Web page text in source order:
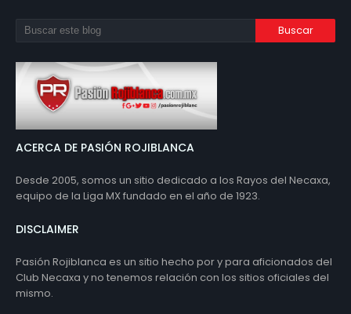
ACERCA DE PASIÓN ROJIBLANCA
Desde 2005, somos un sitio dedicado a los Rayos del Necaxa,
equipo de la Liga MX fundado en el año de 1923.
DISCLAIMER
Pasión Rojiblanca es un sitio hecho por y para aficionados del
Club Necaxa y no tenemos relación con los sitios oficiales del
mismo.